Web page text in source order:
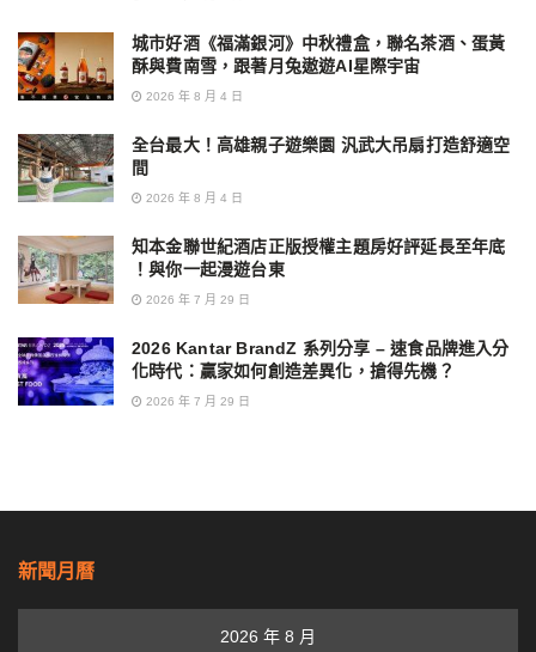
城市好酒《福滿銀河》中秋禮盒，聯名茶酒、蛋黃
酥與費南雪，跟著月兔遨遊AI星際宇宙
2026 年 8 月 4 日
全台最大！高雄親子遊樂園 汎武大吊扇打造舒適空
間
2026 年 8 月 4 日
知本金聯世紀酒店正版授權主題房好評延長至年底
！與你一起漫遊台東
2026 年 7 月 29 日
2026 Kantar BrandZ 系列分享 – 速食品牌進入分
化時代：贏家如何創造差異化，搶得先機？
2026 年 7 月 29 日
新聞月曆
2026 年 8 月